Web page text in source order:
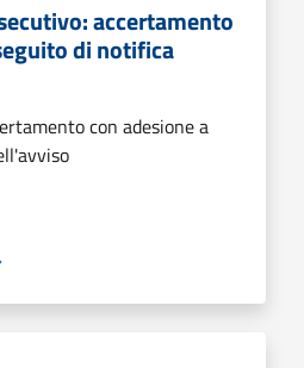
accertamento
di notifica
con adesione a